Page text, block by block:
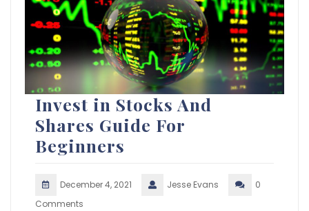
Invest in Stocks And
Shares Guide For
Beginners
December 4, 2021 Jesse Evans
0
Comments